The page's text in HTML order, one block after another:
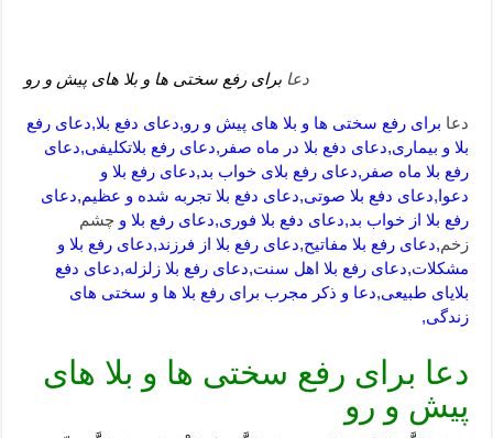
دعا برای رفع سختی ها و بلا های پیش و رو
دعا برای رفع سختی ها و بلا های پیش و رو,دعای دفع بلا,دعای رفع
بلا و بیماری,دعای دفع بلا در ماه صفر,دعای رفع بلاتکلیفی,دعای
رفع بلا ماه صفر,دعای رفع بلای خواب بد,دعای رفع بلا و
دعوا,دعای دفع بلا صوتی,دعای دفع بلا تجربه شده و عظیم,دعای
رفع بلا از خواب بد,دعای دفع بلا فوری,دعای رفع بلا و چشم
زخم,دعای رفع بلا مفاتیح,دعای رفع بلا از فرزند,دعای رفع بلا و
مشکلات,دعای رفع بلا اهل سنت,دعای رفع بلا زلزله,دعای دفع
بلایای طبیعی,دعا و ذکر مجرب برای رفع بلا ها و سختی های
زندگی,
دعا برای رفع سختی ها و بلا های
پیش و رو